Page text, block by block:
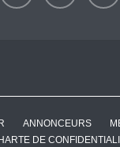
ANNONCEURS
DE